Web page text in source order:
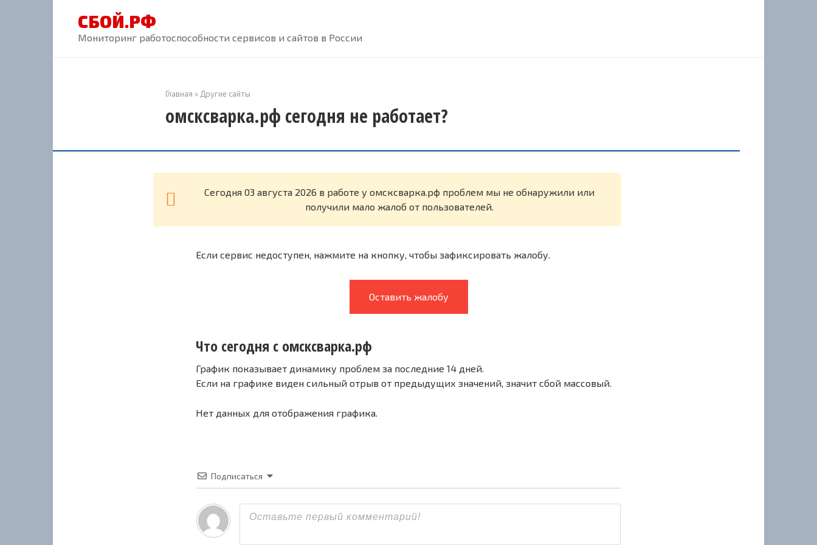
СБОЙ.РФ
Мониторинг работоспособности сервисов и сайтов в России
Главная » Другие сайты
омсксварка.рф сегодня не работает?
Cегодня 03 августа 2026 в работе у омсксварка.рф проблем мы не обнаружили или
получили мало жалоб от пользователей.
Если сервис недоступен, нажмите на кнопку, чтобы зафиксировать жалобу.
Оставить жалобу
Что сегодня с омсксварка.рф
График показывает динамику проблем за последние 14 дней.
Если на графике виден сильный отрыв от предыдущих значений, значит сбой массовый.
Нет данных для отображения графика.
Подписаться